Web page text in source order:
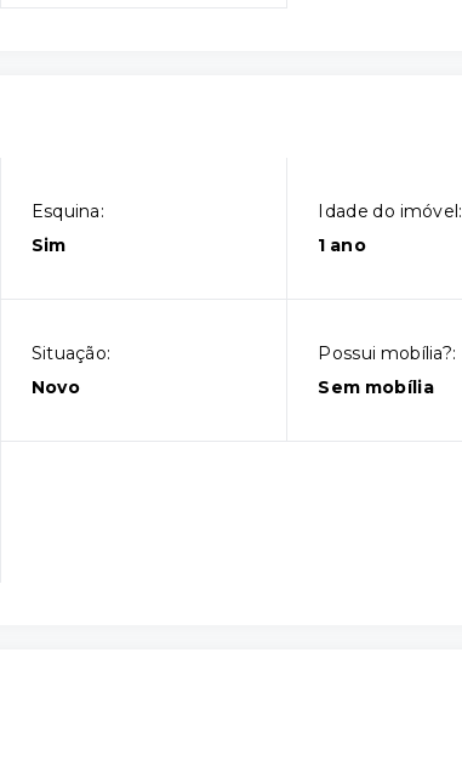
Esquina:
Sim
Idade do imóvel:
1 ano
Situação:
Novo
Possui mobília?:
Sem mobília